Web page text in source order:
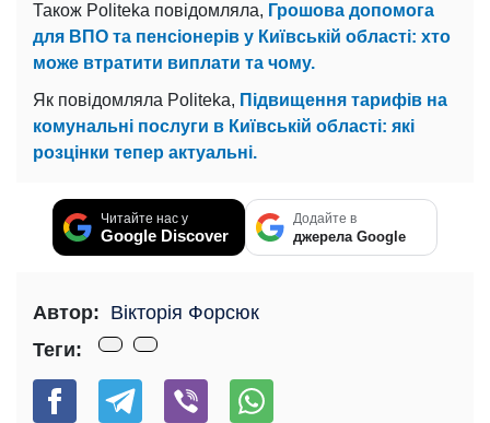
Також Politeka повідомляла, Грошова допомога
для ВПО та пенсіонерів у Київській області: хто
може втратити виплати та чому.
Як повідомляла Politeka, Підвищення тарифів на
комунальні послуги в Київській області: які
розцінки тепер актуальні.
Читайте нас у
Google Discover
Додайте в
джерела Google
Автор: Вікторія Форсюк
Теги: